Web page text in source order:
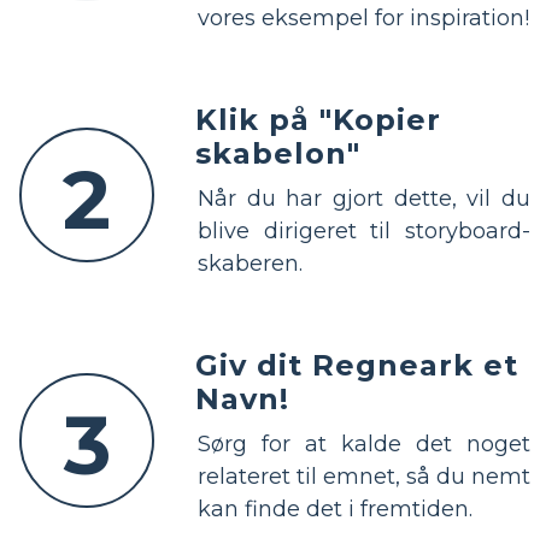
vores eksempel for inspiration!
2
Klik på "Kopier
skabelon"
Når du har gjort dette, vil du
blive dirigeret til storyboard-
skaberen.
3
Giv dit Regneark et
Navn!
Sørg for at kalde det noget
relateret til emnet, så du nemt
kan finde det i fremtiden.